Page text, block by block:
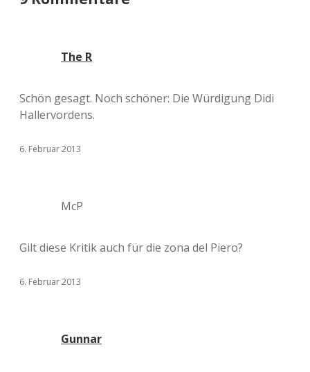
The R
Schön gesagt. Noch schöner: Die Würdigung Didi
Hallervordens.
6. Februar 2013
McP
Gilt diese Kritik auch für die zona del Piero?
6. Februar 2013
Gunnar